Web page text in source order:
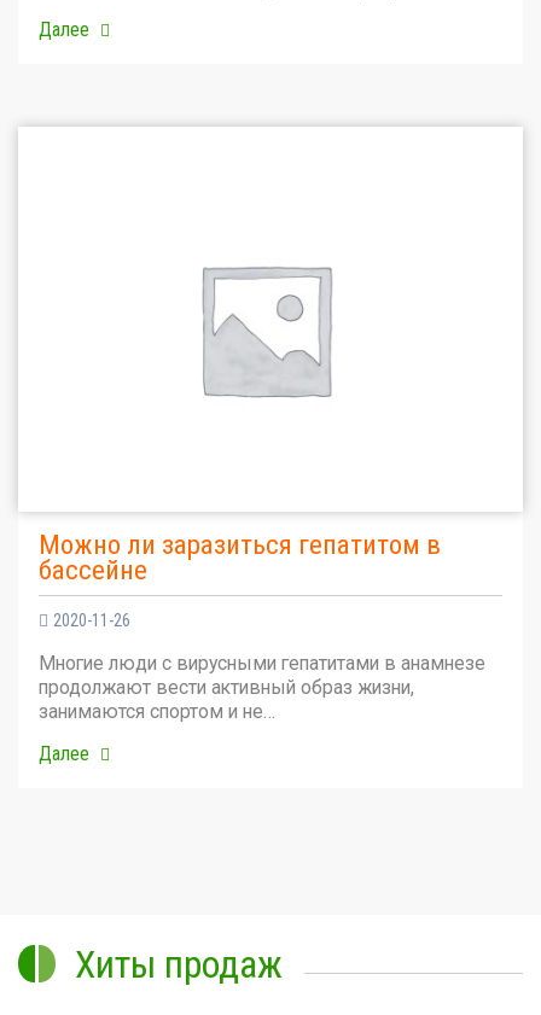
Далее
Можно ли заразиться гепатитом в
бассейне
2020-11-26
Многие люди с вирусными гепатитами в анамнезе
продолжают вести активный образ жизни,
занимаются спортом и не…
Далее
Хиты продаж